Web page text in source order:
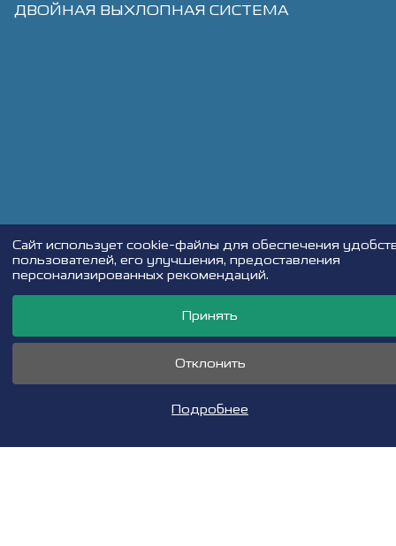
ДВОЙНАЯ ВЫХЛОПНАЯ СИСТЕМА
×
Cайт использует cookie-файлы для обеспечения
пользователей, его улучшения, предоставления
персонализированных рекомендаций.
Подробнее
Отклонить
Принять